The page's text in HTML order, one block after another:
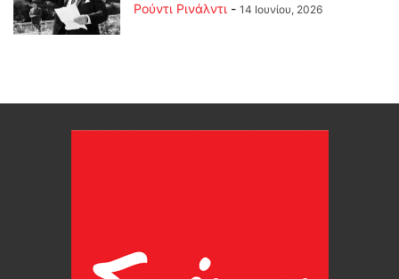
Ρούντι Ρινάλντι - 14 Ιουνίου, 2026